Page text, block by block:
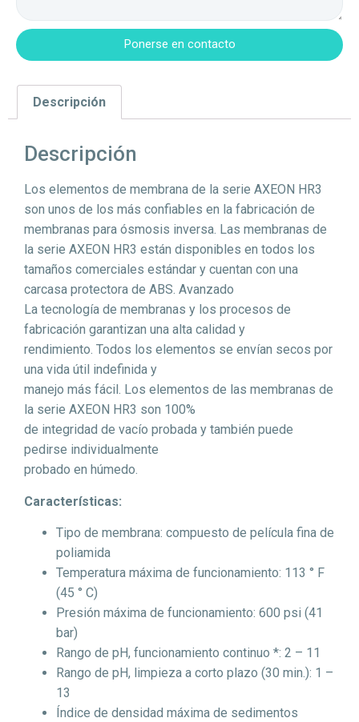
Ponerse en contacto
Descripción
Descripción
Los elementos de membrana de la serie AXEON HR3
son unos de los más confiables en la fabricación de
membranas para ósmosis inversa. Las membranas de
la serie AXEON HR3 están disponibles en todos los
tamaños comerciales estándar y cuentan con una
carcasa protectora de ABS. Avanzado
La tecnología de membranas y los procesos de
fabricación garantizan una alta calidad y
rendimiento. Todos los elementos se envían secos por
una vida útil indefinida y
manejo más fácil. Los elementos de las membranas de
la serie AXEON HR3 son 100%
de integridad de vacío probada y también puede
pedirse individualmente
probado en húmedo.
Características:
Tipo de membrana: compuesto de película fina de
poliamida
Temperatura máxima de funcionamiento: 113 ° F
(45 ° C)
Presión máxima de funcionamiento: 600 psi (41
bar)
Rango de pH, funcionamiento continuo *: 2 – 11
Rango de pH, limpieza a corto plazo (30 min.): 1 –
13
Índice de densidad máxima de sedimentos